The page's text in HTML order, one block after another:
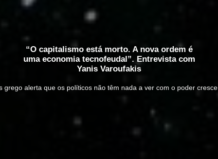
“O capitalismo está morto. A nova ordem é
uma economia tecnofeudal”. Entrevista com
Yanis Varoufakis
grego alerta que os políticos não têm nada a ver com o poder